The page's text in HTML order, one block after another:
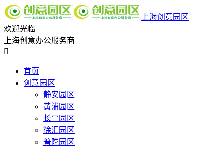
上海创意园区
欢迎光临
上海创意办公服务商

首页
创意园区
静安园区
黄浦园区
长宁园区
徐汇园区
普陀园区